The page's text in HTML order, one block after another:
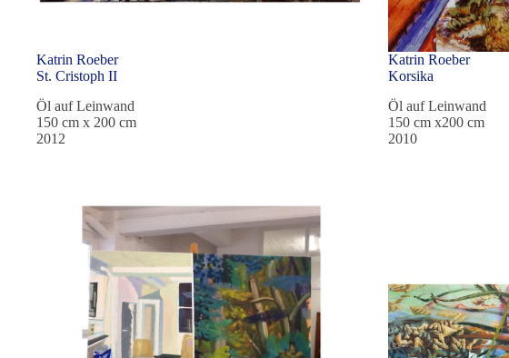
Katrin Roeber
St. Cristoph II
Öl auf Leinwand
150 cm x 200 cm
2012
Katrin Roeber
Korsika
Öl auf Leinwand
150 cm x200 cm
2010